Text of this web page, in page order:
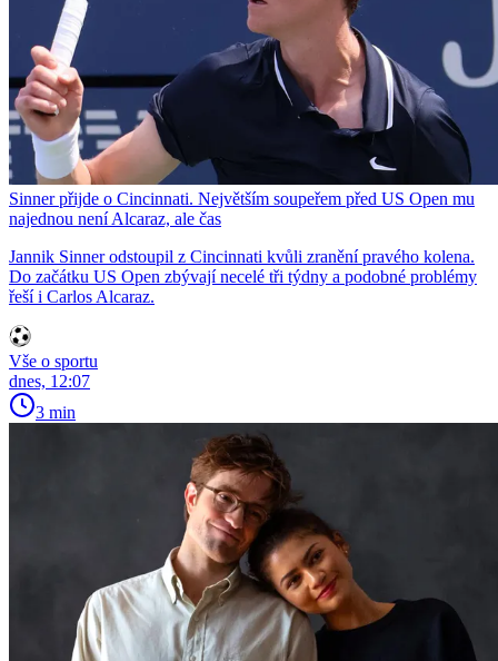
Sinner přijde o Cincinnati. Největším soupeřem před US Open mu
najednou není Alcaraz, ale čas
Jannik Sinner odstoupil z Cincinnati kvůli zranění pravého kolena.
Do začátku US Open zbývají necelé tři týdny a podobné problémy
řeší i Carlos Alcaraz.
Vše o sportu
dnes, 12:07
3 min